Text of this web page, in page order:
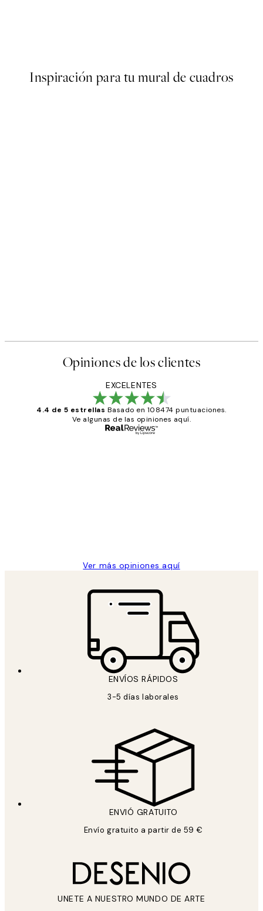
Inspiración para tu mural de cuadros
Opiniones de los clientes
EXCELENTES
4.4 de 5 estrellas Basado en 108474 puntuaciones.
Ve algunas de las opiniones aquí.
Ver más opiniones aquí
ENVÍOS RÁPIDOS
3-5 días laborales
ENVIÓ GRATUITO
Envío gratuito a partir de 59 €
UNETE A NUESTRO MUNDO DE ARTE